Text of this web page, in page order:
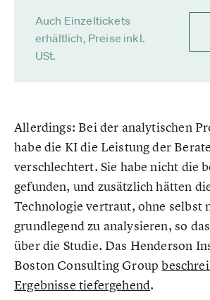
Auch Einzeltickets
erhältlich, Preise inkl.
USt.
Allerdings: Bei der analytischen
habe die KI die Leistung der
verschlechtert. Sie habe nicht die
gefunden, und zusätzlich hätten
Technologie vertraut, ohne selbst
grundlegend zu analysieren, so
über die Studie. Das Henderson
Boston Consulting Group
Ergebnisse tiefergehend.